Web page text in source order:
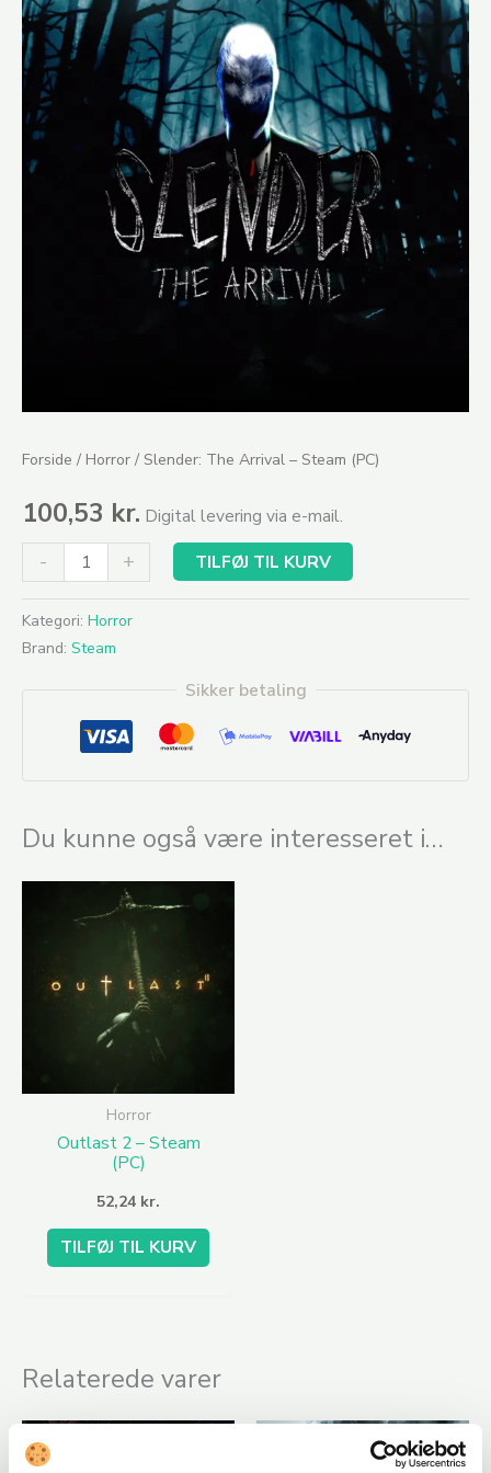
Forside / Horror / Slender: The Arrival – Steam (PC)
100,53 kr. Digital levering via e-mail.
-
The
Arrival
-
Steam
(PC)
antal
+ TILFØJ TIL KURV
Kategori: Horror
Brand: Steam
Sikker betaling
Du kunne også være interesseret i…
Horror
Outlast 2 – Steam
(PC)
52,24 kr.
TILFØJ TIL KURV
Relaterede varer